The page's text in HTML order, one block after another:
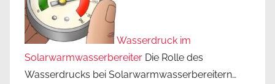
Wasserdruck im
Solarwarmwasserbereiter Die Rolle des
Wasserdrucks bei Solarwarmwasserbereitern…